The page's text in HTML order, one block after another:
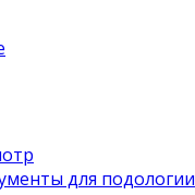
для подологии